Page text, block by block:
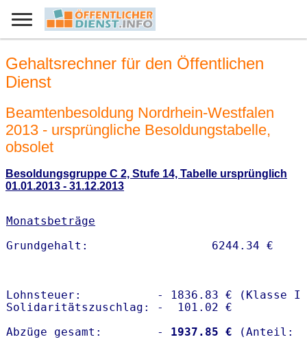
Gehaltsrechner für den Öffentlichen
Dienst
Beamtenbesoldung Nordrhein-Westfalen
2013 - ursprüngliche Besoldungstabelle,
obsolet
Besoldungsgruppe C 2, Stufe 14, Tabelle ursprünglich
01.01.2013 - 31.12.2013
Monatsbeträge
Lohnsteuer:           - 1836.83 € (Klasse I)
Solidaritätszuschlag: -  101.02 €
Abzüge gesamt:        -
1937.85 €